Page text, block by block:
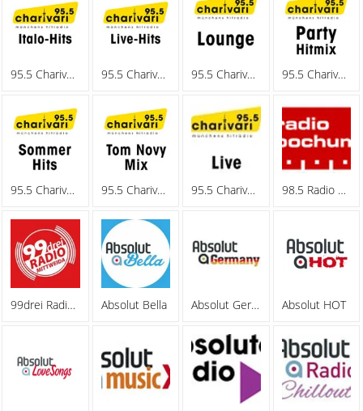
95.5 Charivari - Italo-Hits 95.5 Charivari - Live-Hits 95.5 Charivari - Lounge 95.5 Charivari - Party Hitmix
95.5 Charivari - Sommerhits 95.5 Charivari - Tom Novy Mix 95.5 Charivari - Webradio 98.5 Radio Bochum
99drei Radio Mittweida Absolut Bella Absolut Germany Absolut HOT